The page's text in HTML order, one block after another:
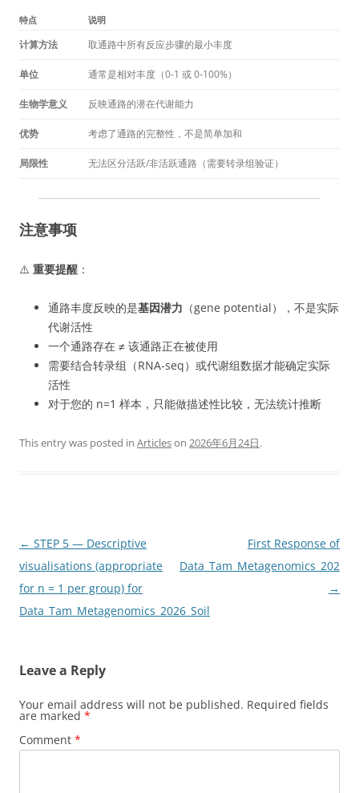
特点 说明
计算方法 取通路中所有反应步骤的最小丰度
单位 通常是相对丰度（0-1 或 0-100%）
生物学意义 反映通路的潜在代谢能力
优势 考虑了通路的完整性，不是简单加和
局限性 无法区分活跃/非活跃通路（需要转录组验证）
注意事项
⚠️ 重要提醒 ：
通路丰度反映的是基因潜力 （gene potential），不是实际
代谢活性
一个通路存在 ≠ 该通路正在被使用
需要结合转录组（RNA-seq）或代谢组数据才能确定实际
活性
对于您的 n=1 样本，只能做描述性比较，无法统计推断
This entry was posted in Articleson 2026年6月24日.
Post
navigation
← STEP 5 — Descriptive
visualisations (appropriate
for n = 1 per group) for
Data_Tam_Metagenomics_2026_Soil
First Response of
→
Leave a Reply
Your email address will not be published. Required fields
are marked *
Comment *